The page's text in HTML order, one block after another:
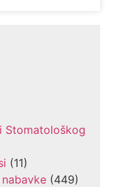
Stomatološkog
(11)
(449)